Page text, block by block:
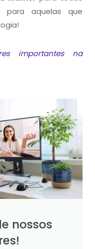
para aquelas que
importantes na
nossos